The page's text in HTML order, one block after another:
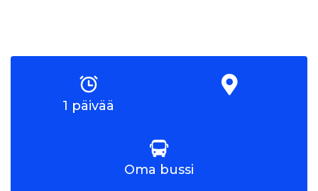
1 päivää
Oma bussi